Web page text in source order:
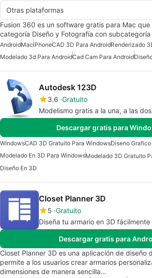
Otras plataformas
Fusion 360 es un software gratis para Mac
categoría Diseño y Fotografía con subcategoría
AndroidMaciPhoneCAD 3D Para AndroidRenderizado
Modelado 3d Para AndroidCad Cam Para Android
Autodesk 123D
3.6 Gratuito
Modelismo gratis a la una, a las
Descargar gratis para
WindowsCAD 3D Gratuito Para WindowsDiseno
Modelado En 3D Para WindowsModelado 3D Gratuito
Diseño En 3D
Closet Planner 3D
5 Gratuito
Diseña tu armario en 3D fácilmente
Descargar gratis para
Closet Planner 3D es una aplicación de diseño
permite a los usuarios crear armarios
dimensiones de manera sencilla…